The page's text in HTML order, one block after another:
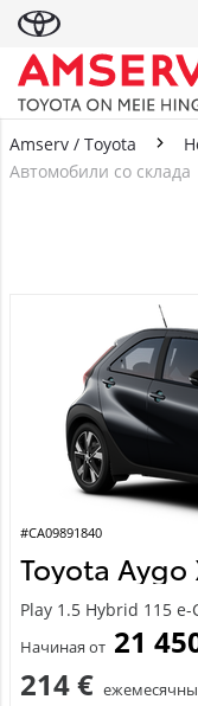
Amserv / Toyota
Автомобили со склада
#CA09891840
Toyota Aygo
Play 1.5 Hybrid 115
Начиная от 21
214 €